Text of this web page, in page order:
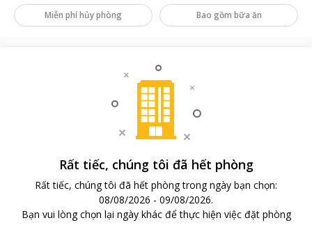
Miễn phí hủy phòng Bao gồm bữa ăn
Rất tiếc, chúng tôi đã hết phòng
Rất tiếc, chúng tôi đã hết phòng trong ngày bạn chọn:
08/08/2026 - 09/08/2026.
Bạn vui lòng chọn lại ngày khác để thực hiện việc đặt phòng